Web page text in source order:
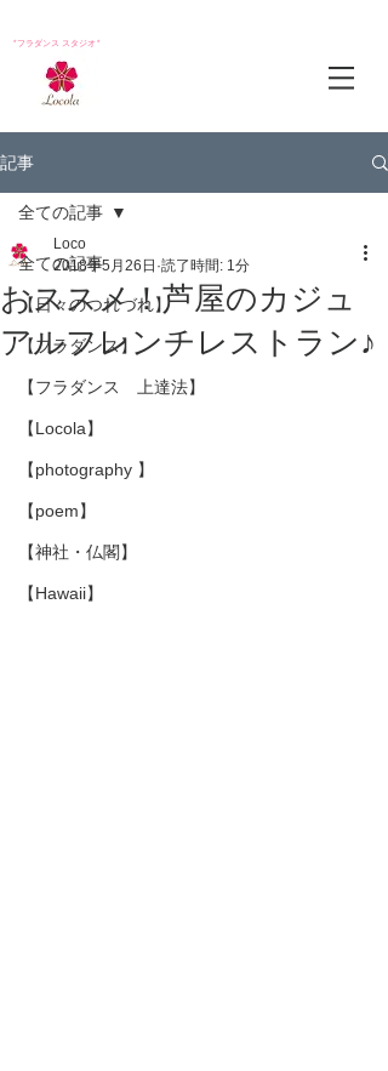
*フラダンス スタジオ*
記事
全ての記事
【日々のつれづれ】
【フラダンス】
【フラダンス 上達法】
【Locola】
【photography 】
【poem】
【神社・仏閣】
【Hawaii】
全ての記事
おススメ！芦屋のカジュ
アルフレンチレストラン♪
Loco
2018年5月26日 読了時間: 1分